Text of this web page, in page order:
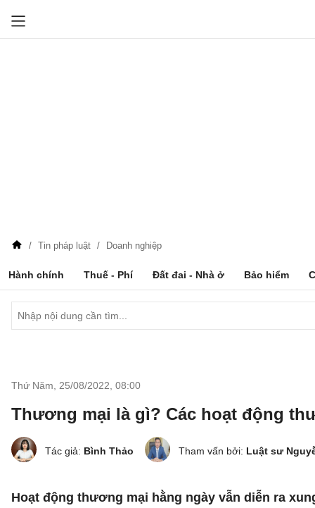
Tin pháp luật Doanh nghiệp
Hành chính Thuế - Phí Đất đai - Nhà ở Bảo hiểm
Thứ Năm, 25/08/2022 08:00
Thương mại là gì? Các hoạt động
Tác giả: Bình Thảo Tham vấn bởi: Luật sư
Hoạt động thương mại hằng ngày vẫn diễn ra